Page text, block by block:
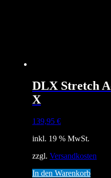
DLX Stretch
X
139,95 €
inkl. 19 % MwSt.
zzgl. Versandkosten
In den Warenkorb